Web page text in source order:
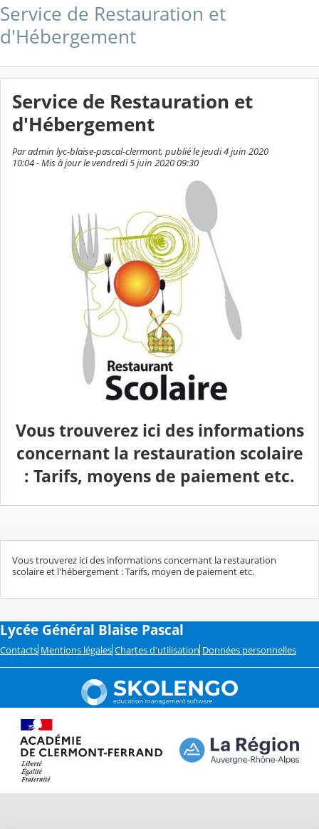
Service de Restauration et
d'Hébergement
Service de Restauration et
d'Hébergement
Par admin lyc-blaise-pascal-clermont, publié le jeudi 4 juin 2020
10:04 - Mis à jour le vendredi 5 juin 2020 09:30
Vous trouverez ici des informations
concernant la restauration scolaire
: Tarifs, moyens de paiement etc.
Vous trouverez ici des informations concernant la restauration
scolaire et l'hébergement : Tarifs, moyen de paiement etc.
Lycée Général Blaise Pascal
Contacts Mentions légales Chartes d'utilisation Données personnelles